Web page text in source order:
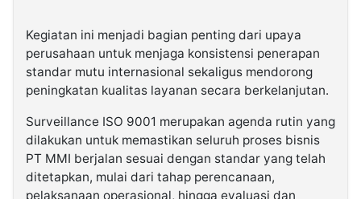
Kegiatan ini menjadi bagian penting dari upaya
perusahaan untuk menjaga konsistensi penerapan
standar mutu internasional sekaligus mendorong
peningkatan kualitas layanan secara berkelanjutan.
Surveillance ISO 9001 merupakan agenda rutin yang
dilakukan untuk memastikan seluruh proses bisnis
PT MMI berjalan sesuai dengan standar yang telah
ditetapkan, mulai dari tahap perencanaan,
pelaksanaan operasional, hingga evaluasi dan